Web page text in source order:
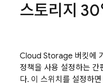
스토리지 30
Cloud Storage 버킷에
정책을 사용 설정하는 간
다. 이 스위치를 설정하